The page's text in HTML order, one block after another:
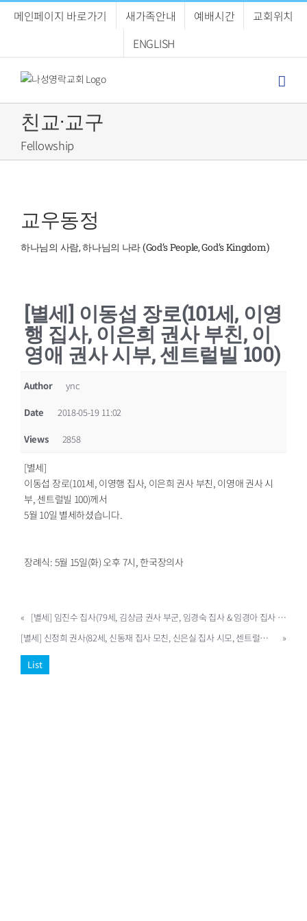
메인페이지 바로가기 새가족안내 예배시간
교회위치
ENGLISH
친교·교구
Fellowship
교우동정
하나님의 사람, 하나님의 나라 (God’s People, God’s Kingdom)
[별세] 이동섭 장로(101세, 이영
행 집사, 이은희 권사 부친, 이
영애 권사 시부, 센트럴빌 100)
Author ync
Date 2018-05-19 11:02
Views 2858
[별세]
이동섭 장로(101세, 이영행 집사, 이은희 권사 부친, 이영애 권사 시
부, 센트럴빌 100)께서
5월 10일 별세하셨습니다.
장례식: 5월 15일(화) 오후 7시, 한국장의사
«
[별세] 임진수 집사(79세, 김상금 권사 부군, 임경숙 집사 & 임경아 집사 부친, 장영환 집사 장인, 센트럴빌 100)
[별세] 신정희 권사(82세, 신동재 집사 모친, 신은실 집사 시모, 센트럴빌 100)
»
List